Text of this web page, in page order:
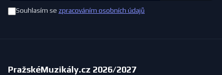
Souhlasím se zpracováním osobních údajů
PražskéMuzikály.cz 2026/2027